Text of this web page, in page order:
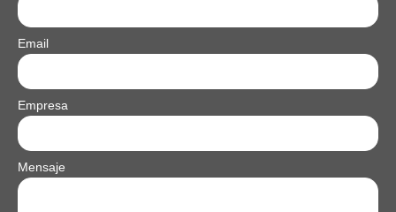
Email
Empresa
Mensaje